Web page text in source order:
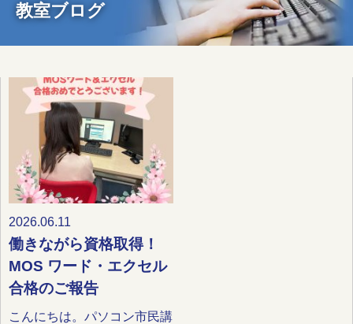
教室ブログ
2026.06.11
働きながら資格取得！
MOS ワード・エクセル
合格のご報告
こんにちは。パソコン市民講